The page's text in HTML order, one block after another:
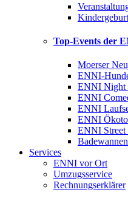
Top-Events der
Moerser
ENNI-
ENNI Night
ENNI
ENNI
ENNI
ENNI Street
Services
ENNI vor Ort
Umzugsservice
Rechnungserklärer